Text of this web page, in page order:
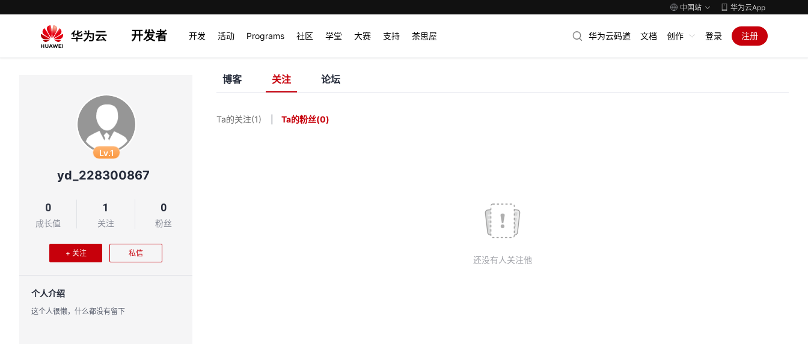
中国站 华为云App
开发者 开发 活动 Programs 社区 学堂 大赛 支持 茶思屋 华为云码道 文档 创作 登录 注册
Lv.1
yd_228300867
0
成长值
1
关注
0
粉丝
+ 关注 私信
个人介绍
这个人很懒，什么都没有留下
博客 关注 论坛
Ta的关注(1) Ta的粉丝(0)
还没有人关注他